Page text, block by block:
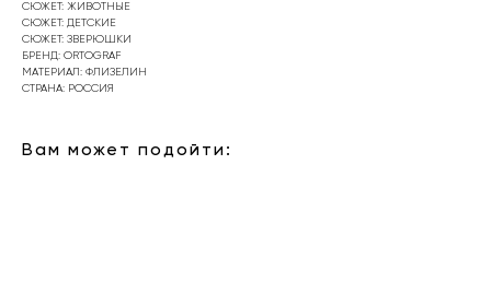
СЮЖЕТ: ЖИВОТНЫЕ
СЮЖЕТ: ДЕТСКИЕ
СЮЖЕТ: ЗВЕРЮШКИ
БРЕНД: ORTOGRAF
МАТЕРИАЛ: ФЛИЗЕЛИН
СТРАНА: РОССИЯ
Вам может подойти: